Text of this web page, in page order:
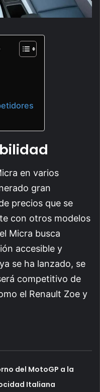
en varios
gran
precios que se
con otros modelos
Micra busca
accesible y
se ha lanzado, se
competitivo de
el Renault Zoe y
del MotoGP a la
Italiana